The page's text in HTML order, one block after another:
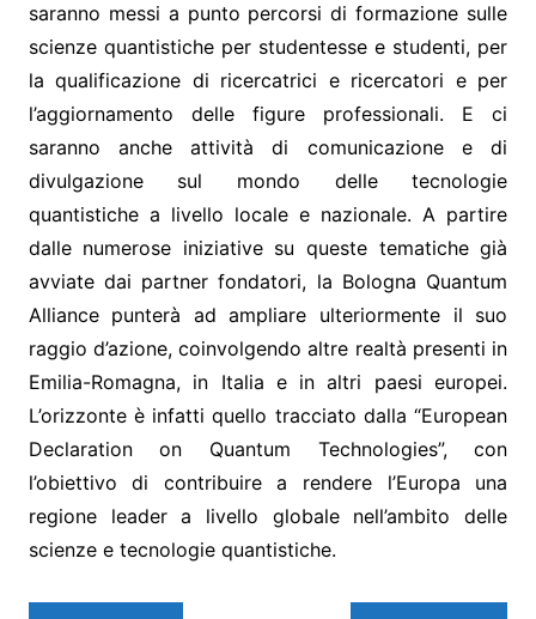
saranno messi a punto percorsi di formazione sulle
scienze quantistiche per studentesse e studenti, per
la qualificazione di ricercatrici e ricercatori e per
l’aggiornamento delle figure professionali. E ci
saranno anche attività di comunicazione e di
divulgazione sul mondo delle tecnologie
quantistiche a livello locale e nazionale. A partire
dalle numerose iniziative su queste tematiche già
avviate dai partner fondatori, la Bologna Quantum
Alliance punterà ad ampliare ulteriormente il suo
raggio d’azione, coinvolgendo altre realtà presenti in
Emilia-Romagna, in Italia e in altri paesi europei.
L’orizzonte è infatti quello tracciato dalla “European
Declaration on Quantum Technologies”, con
l’obiettivo di contribuire a rendere l’Europa una
regione leader a livello globale nell’ambito delle
scienze e tecnologie quantistiche.